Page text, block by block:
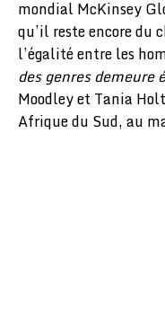
mondial McKinsey
qu’il reste encore du
l’égalité entre les
des genres demeure
Moodley et Tania
Afrique du Sud, au